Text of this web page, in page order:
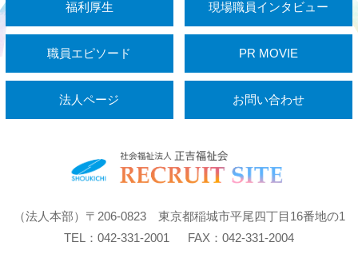
福利厚生 現場職員インタビュー
職員エピソード PR MOVIE
法人ページ お問い合わせ
（法人本部）〒206-0823 東京都稲城市平尾四丁目16番地の1
TEL：042-331-2001 FAX：042-331-2004